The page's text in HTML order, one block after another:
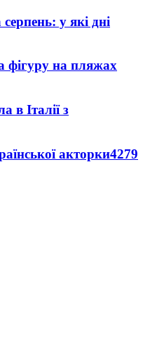
у які дні
фігуру на пляжах
в Італії з
акторки4279